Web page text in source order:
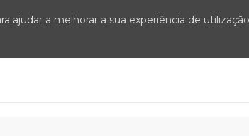
ajudar a melhorar a sua experiência de